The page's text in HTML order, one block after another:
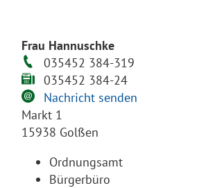
Frau Hannuschke
035452 384-319
035452 384-24
Nachricht senden
Markt 1
15938 Golßen
Ordnungsamt
Bürgerbüro